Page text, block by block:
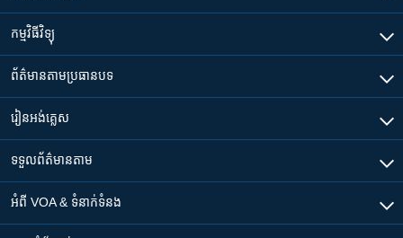
កម្មវិធី​វិទ្យុ
ព័ត៌មាន​តាមប្រធានបទ​
រៀន​​អង់គ្លេស
ទទួល​ព័ត៌មាន​តាម
អំពី​ VOA & ទំនាក់ទំនង